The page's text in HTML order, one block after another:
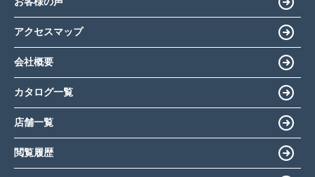
アクセスマップ
会社概要
カタログ一覧
店舗一覧
閲覧履歴